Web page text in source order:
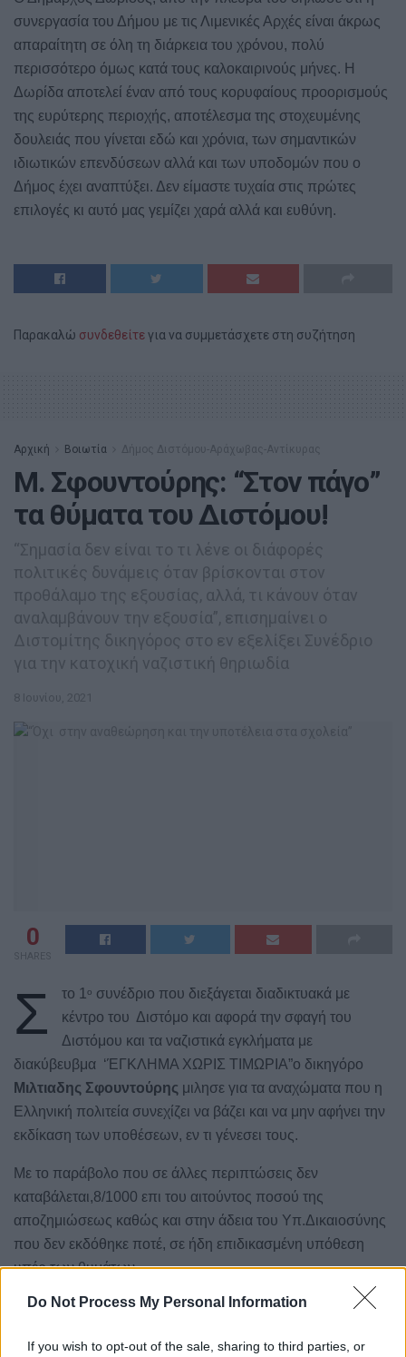
Do Not Process My Personal Information
If you wish to opt-out of the sale, sharing to third parties, or
συνεργασία του Δήμου με τις Λιμενικές Αρχές είναι άκρως
απαραίτητη σε όλη τη διάρκεια του χρόνου, πολύ
περισσότερο όμως κατά τους καλοκαιρινούς μήνες. Η
Δωρίδα αποτελεί έναν από τους κορυφαίους προορισμούς
της ευρύτερης περιοχής, αποτέλεσμα της στοχευμένης
δουλειάς που γίνεται εδώ και χρόνια, των σημαντικών
ιδιωτικών επενδύσεων αλλά και των υποδομών που ο
Δήμος έχει αναπτύξει. Δεν είμαστε τυχαία στις πρώτες
επιλογές κι αυτό μας γεμίζει χαρά αλλά και ευθύνη.
Παρακαλώ συνδεθείτεγια να συμμετάσχετε στη συζήτηση
Αρχική Βοιωτία Δήμος Διστόμου-Αράχωβας-Αντίκυρας
Μ. Σφουντούρης: “Στον πάγο”
τα θύματα του Διστόμου!
“Σημασία δεν είναι το τι λένε οι διάφορές
πολιτικές δυνάμεις όταν βρίσκονται στον
προθάλαμο της εξουσίας, αλλά, τι κάνουν όταν
αναλαμβάνουν την εξουσία”, επισημαίνει ο
Διστομίτης δικηγόρος στο εν εξελίξει Συνέδριο
για την κατοχική ναζιστική θηριωδία
8 Ιουνίου, 2021
0
SHARES
Σ το 1 ο συνέδριο που διεξάγεται διαδικτυακά με
κέντρο του Διστόμο και αφορά την σφαγή του
Διστόμου και τα ναζιστικά εγκλήματα με
διακύβευβμα ‘ΈΓΚΛΗΜΑ ΧΩΡΙΣ ΤΙΜΩΡΙΑ”ο δικηγόρο
Μιλτιαδης Σφουντούρης μιλησε για τα αναχώματα που η
Ελληνική πολιτεία συνεχίζει να βάζει και να μην αφήνει την
εκδίκαση των υποθέσεων, εν τι γένεσει τους.
Με το παράβολο που σε άλλες περιπτώσεις δεν
καταβάλεται,8/1000 επι του αιτούντος ποσού της
αποζημιώσεως καθώς και στην άδεια του Υπ.Δικαιοσύνης
που δεν εκδόθηκε ποτέ, σε ήδη επιδικασμένη υπόθεση
υπέρ των θυμάτων.
Τοiparnassosπαραθέτει την ομιλία του στο συνέδριο που
Αντίκυρας Αράχωβας και με αφορμή την μαρτυρική επέτειο